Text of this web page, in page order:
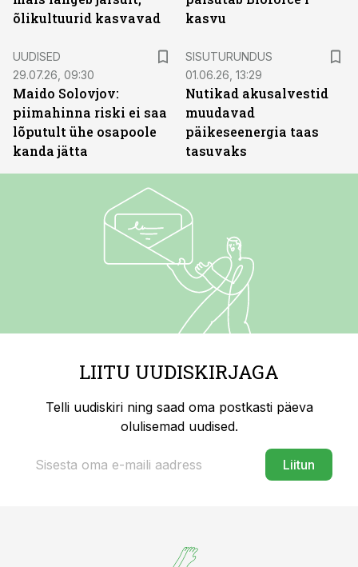
õlikultuurid kasvavad
kasvu
UUDISED
29.07.26, 09:30
Maido Solovjov:
piimahinna riski ei saa
lõputult ühe osapoole
kanda jätta
SISUTURUNDUS
01.06.26, 13:29
Nutikad akusalvestid
muudavad
päikeseenergia taas
tasuvaks
LIITU UUDISKIRJAGA
Telli uudiskiri ning saad oma postkasti päeva
olulisemad uudised.
Liitun